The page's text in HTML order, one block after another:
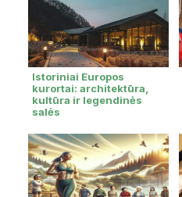
Istoriniai Europos
kurortai: architektūra,
kultūra ir legendinės
salės